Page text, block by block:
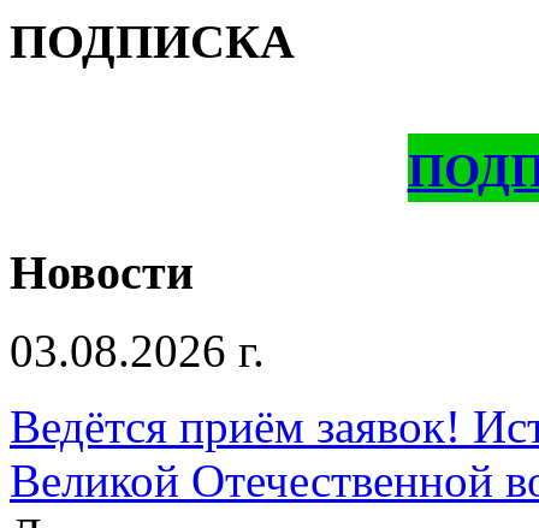
ПОДПИСКА
Новости
03.08.2026 г.
Ведётся приём заявок!
Великой Отечественной